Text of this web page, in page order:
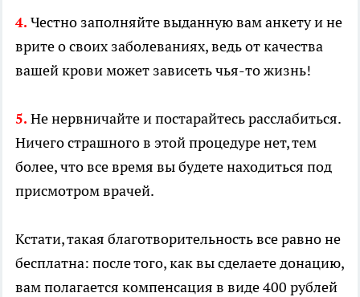
4. Честно заполняйте выданную вам анкету и не
врите о своих заболеваниях, ведь от качества
вашей крови может зависеть чья-то жизнь!
5. Не нервничайте и постарайтесь расслабиться.
Ничего страшного в этой процедуре нет, тем
более, что все время вы будете находиться под
присмотром врачей.
Кстати, такая благотворительность все равно не
бесплатна: после того, как вы сделаете донацию,
вам полагается компенсация в виде 400 рублей